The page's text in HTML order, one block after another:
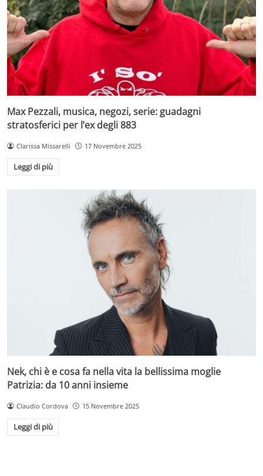
Max Pezzali, musica, negozi, serie: guadagni
stratosferici per l’ex degli 883
Clarissa Missarelli 17 Novembre 2025
Leggi di più
Nek, chi è e cosa fa nella vita la bellissima moglie
Patrizia: da 10 anni insieme
Claudio Cordova 15 Novembre 2025
Leggi di più